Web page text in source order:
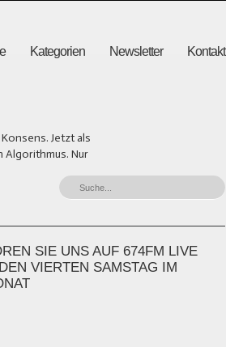
Kategorien Newsletter Kontakt
Jetzt als
Algorithmus. Nur
SIE UNS AUF 674FM LIVE
VIERTEN SAMSTAG IM